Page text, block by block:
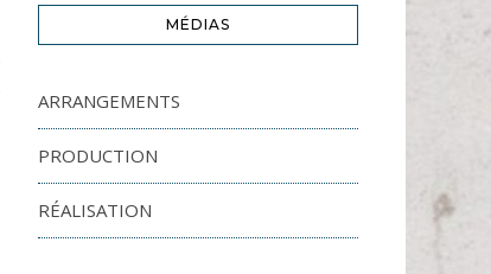
MÉDIAS
ARRANGEMENTS
PRODUCTION
RÉALISATION